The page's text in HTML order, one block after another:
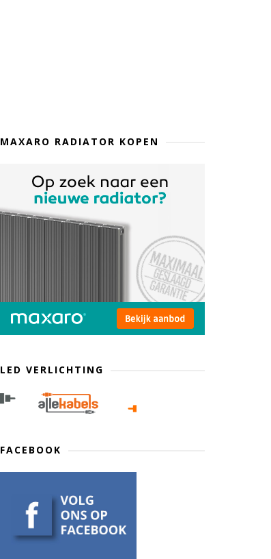
MAXARO RADIATOR KOPEN
LED VERLICHTING
FACEBOOK